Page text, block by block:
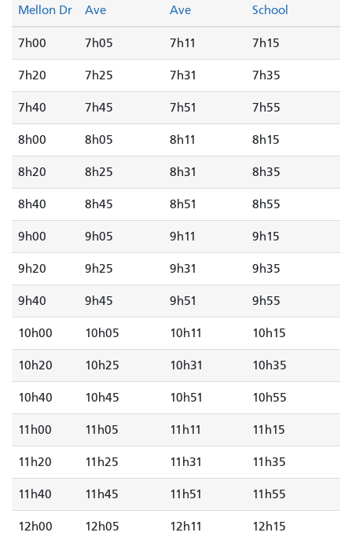
Mellon Dr
Ave
Ave
School
7h00 7h05 7h11 7h15
7h20 7h25 7h31 7h35
7h40 7h45 7h51 7h55
8h00 8h05 8h11 8h15
8h20 8h25 8h31 8h35
8h40 8h45 8h51 8h55
9h00 9h05 9h11 9h15
9h20 9h25 9h31 9h35
9h40 9h45 9h51 9h55
10h00 10h05 10h11 10h15
10h20 10h25 10h31 10h35
10h40 10h45 10h51 10h55
11h00 11h05 11h11 11h15
11h20 11h25 11h31 11h35
11h40 11h45 11h51 11h55
12h00 12h05 12h11 12h15